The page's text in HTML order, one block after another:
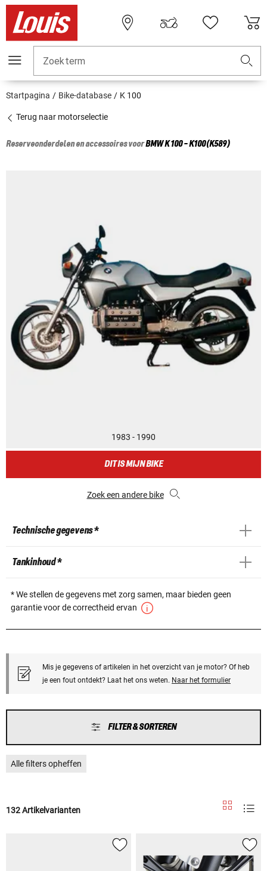
Zoekterm
Startpagina Bike-database K 100
Terug naar motorselectie
Reserveonderdelen en accessoires voorBMWK 100 - K100(K589)
1983 - 1990
DIT IS MIJN BIKE
Zoek een andere bike
Technische gegevens *
Tankinhoud *
* We stellen de gegevens met zorg samen, maar bieden geen
garantie voor de correctheid ervan
Mis je gegevens of artikelen in het overzicht van je motor? Of heb
je een fout ontdekt? Laat het ons weten. Naar het formulier
FILTER & SORTEREN
Alle filters opheffen
132 Artikelvarianten